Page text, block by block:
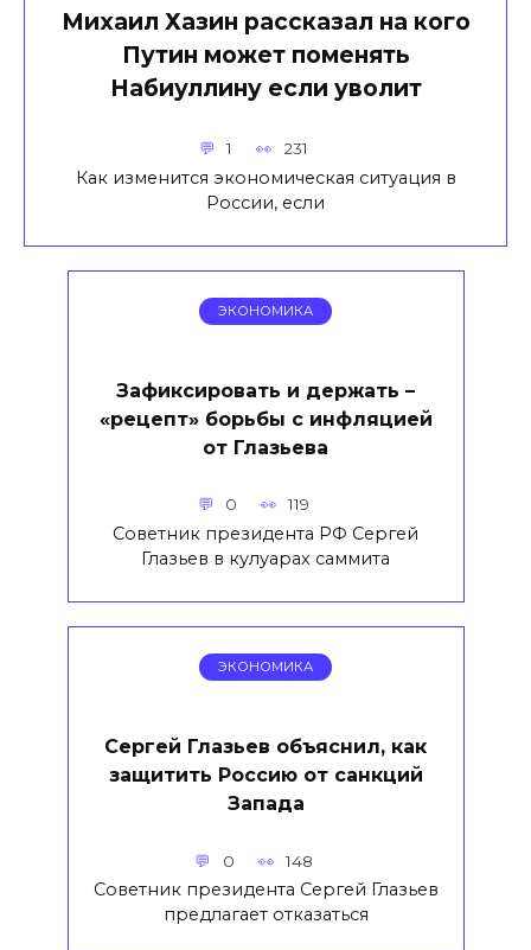
Михаил Хазин рассказал на кого
Путин может поменять
Набиуллину если уволит
1 231
Как изменится экономическая ситуация в
России, если
ЭКОНОМИКА
Зафиксировать и держать –
«рецепт» борьбы с инфляцией
от Глазьева
0 119
Советник президента РФ Сергей
Глазьев в кулуарах саммита
ЭКОНОМИКА
Сергей Глазьев объяснил, как
защитить Россию от санкций
Запада
0 148
Советник президента Сергей Глазьев
предлагает отказаться